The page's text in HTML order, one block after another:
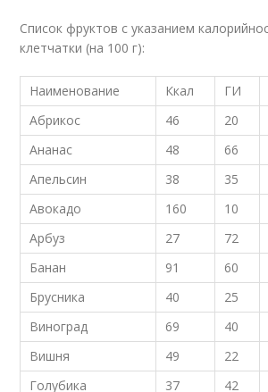
Список фруктов с указанием
клетчатки (на 100 г):
Наименование Ккал ГИ
Абрикос
46 20
Ананас
48 66
Апельсин
38 35
Авокадо
160 10
Арбуз
27 72
Банан
91 60
Брусника
40 25
Виноград
69 40
Вишня
49 22
Голубика
37 42